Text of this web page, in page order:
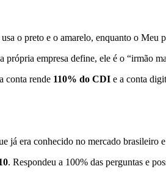
o preto e o amarelo, enquanto o Meu
empresa define, ele é o “irmão
conta rende 110% do CDI e a conta
já era conhecido no mercado brasileiro
. Respondeu a 100% das perguntas e